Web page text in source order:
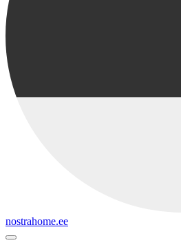
nostrahome.ee